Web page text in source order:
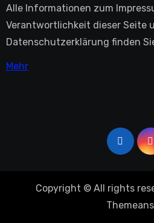
Alle Informationen zum
Verantwortlichkeit dieser Seite
Datenschutzerklärung finden
Mehr
Copyright © All rights